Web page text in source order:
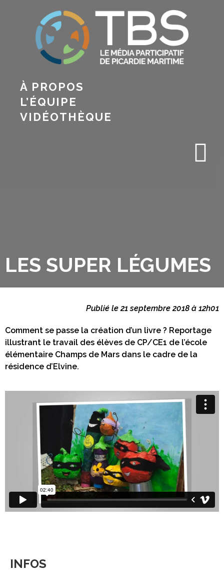
À PROPOS
L’ÉQUIPE
VIDÉOTHÈQUE
LES SUPER LÉGUMES
Publié le 21 septembre 2018 à 12h01
Comment se passe la création d’un livre ? Reportage
illustrant le travail des élèves de CP/CE1 de l’école
élémentaire Champs de Mars dans le cadre de la
résidence d’Elvine.
INFOS